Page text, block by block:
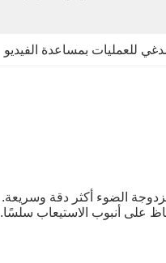
للعمليات بمساعدة الفيديو
الضوء أكثر دقة وسريعة.
على أنبوب الاستيعاب سلسًا.